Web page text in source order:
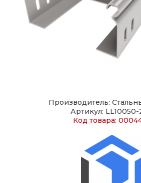
Производитель:
Артикул: LL10050-
Код товара: